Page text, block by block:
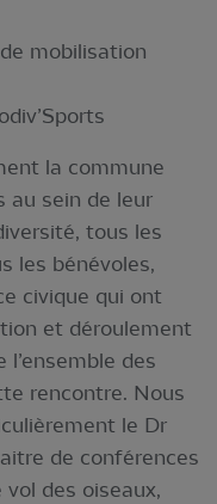
mobilisation
la commune
au sein de leur
tous les
les bénévoles,
civique qui ont
et déroulement
des
rencontre. Nous
le Dr
de conférences
des oiseaux,